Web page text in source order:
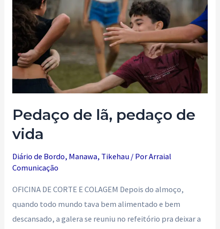
Pedaço de lã, pedaço de
vida
Diário de Bordo, Manawa, Tikehau / PorArraial
Comunicação
OFICINA DE CORTE E COLAGEM Depois do almoço,
quando todo mundo tava bem alimentado e bem
descansado, a galera se reuniu no refeitório pra deixar a